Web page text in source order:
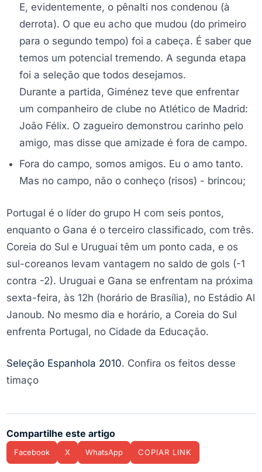
E, evidentemente, o pênalti nos condenou (à
derrota). O que eu acho que mudou (do primeiro
para o segundo tempo) foi a cabeça. É saber que
temos um potencial tremendo. A segunda etapa
foi a seleção que todos desejamos.
Durante a partida, Giménez teve que enfrentar
um companheiro de clube no Atlético de Madrid:
João Félix. O zagueiro demonstrou carinho pelo
amigo, mas disse que amizade é fora de campo.
Fora do campo, somos amigos. Eu o amo tanto.
Mas no campo, não o conheço (risos) - brincou;
Portugal é o líder do grupo H com seis pontos,
enquanto o Gana é o terceiro classificado, com três.
Coreia do Sul e Uruguai têm um ponto cada, e os
sul-coreanos levam vantagem no saldo de gols (-1
contra -2). Uruguai e Gana se enfrentam na próxima
sexta-feira, às 12h (horário de Brasília), no Estádio Al
Janoub. No mesmo dia e horário, a Coreia do Sul
enfrenta Portugal, no Cidade da Educação.
Seleção Espanhola 2010. Confira os feitos desse
timaço
Compartilhe este artigo
Facebook X WhatsApp COPIAR LINK